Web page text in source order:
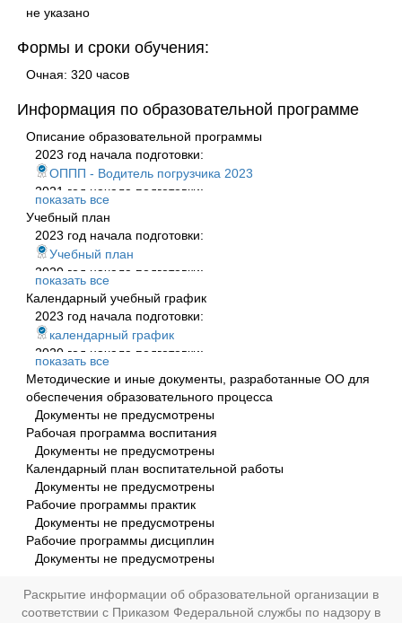
не указано
Формы и сроки обучения:
Очная: 320 часов
Информация по образовательной программе
Описание образовательной программы
2023 год начала подготовки:
ОППП - Водитель погрузчика 2023
2021 год начала подготовки:
Программа профессионального обучения
2020 год начала подготовки:
Программа профессионального обучения
показать все
Учебный план
2023 год начала подготовки:
Учебный план
2020 год начала подготовки:
Учебный план
показать все
Календарный учебный график
2023 год начала подготовки:
календарный график
2020 год начала подготовки:
показать все
Методические и иные документы, разработанные ОО для
обеспечения образовательного процесса
Документы не предусмотрены
Рабочая программа воспитания
Документы не предусмотрены
Календарный план воспитательной работы
Документы не предусмотрены
Рабочие программы практик
Документы не предусмотрены
Рабочие программы дисциплин
Документы не предусмотрены
Раскрытие информации об образовательной организации в
соответствии с Приказом Федеральной службы по надзору в